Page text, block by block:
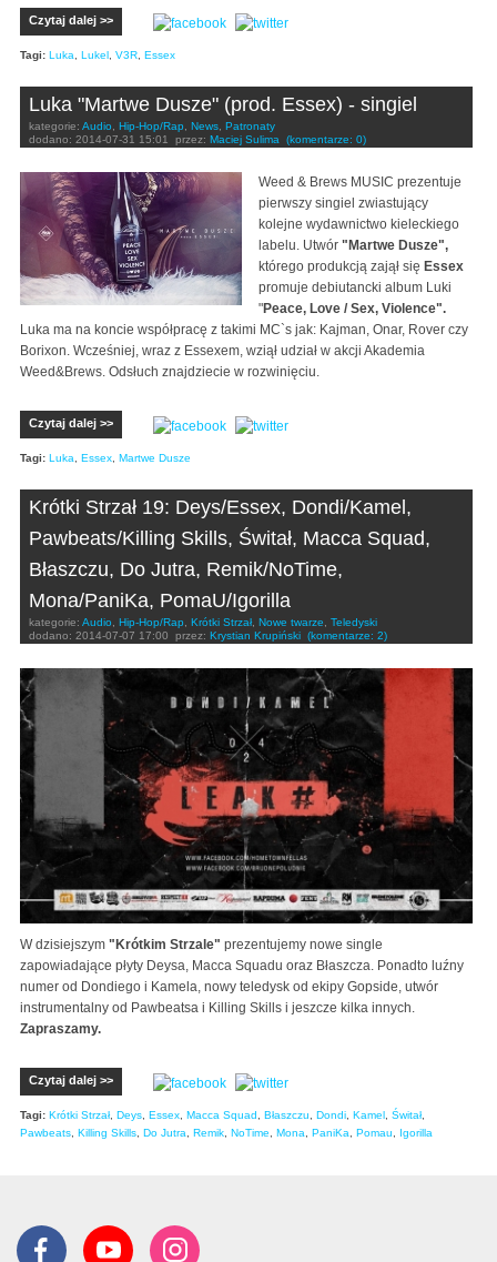
Czytaj dalej >>
Tagi: Luka Lukel V3R Essex
Luka "Martwe Dusze" (prod. Essex) - singiel
kategorie: Audio Hip-Hop/Rap News Patronaty
dodano: 2014-07-31 15:01 przez: Maciej Sulima (komentarze: 0)
Weed & Brews MUSIC prezentuje
pierwszy singiel zwiastujący
kolejne wydawnictwo kieleckiego
labelu. Utwór "Martwe Dusze",
którego produkcją zajął się Essex
promuje debiutancki album Luki
"Peace, Love / Sex, Violence".
Luka ma na koncie współpracę z takimi MC`s jak: Kajman, Onar, Rover czy
Borixon. Wcześniej, wraz z Essexem, wziął udział w akcji Akademia
Weed&Brews. Odsłuch znajdziecie w rozwinięciu.
Czytaj dalej >>
Tagi: Luka Essex Martwe Dusze
Krótki Strzał 19: Deys/Essex, Dondi/Kamel,
Pawbeats/Killing Skills, Świtał, Macca Squad,
Błaszczu, Do Jutra, Remik/NoTime,
Mona/PaniKa, PomaU/Igorilla
kategorie: Audio Hip-Hop/Rap Krótki Strzał, Nowe twarze
Teledyski
dodano: 2014-07-07 17:00 przez: Krystian Krupiński (komentarze: 2)
W dzisiejszym "Krótkim Strzale" prezentujemy nowe single
zapowiadające płyty Deysa, Macca Squadu oraz Błaszcza. Ponadto luźny
numer od Dondiego i Kamela, nowy teledysk od ekipy Gopside, utwór
instrumentalny od Pawbeatsa i Killing Skills i jeszcze kilka innych.
Zapraszamy.
Czytaj dalej >>
Tagi: Krótki Strzał, Deys Essex Macca Squad Błaszczu Dondi Kamel Świtał,
Pawbeats Killing Skills Do Jutra Remik NoTime Mona PaniKa Pomau Igorilla